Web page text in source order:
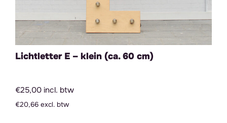
Lichtletter E – klein (ca. 60 cm)
€25,00 incl. btw
€20,66 excl. btw